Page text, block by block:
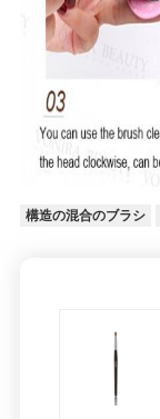
構造の混合のブラシ